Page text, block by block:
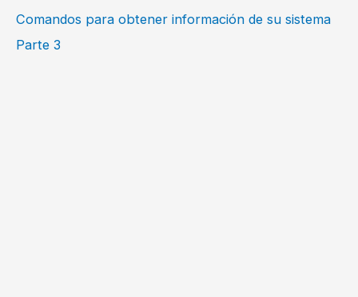
Comandos para obtener información de su sistema
Parte 3